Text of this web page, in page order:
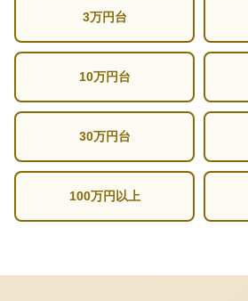
3万円台
10万円台
30万円台
100万円以上